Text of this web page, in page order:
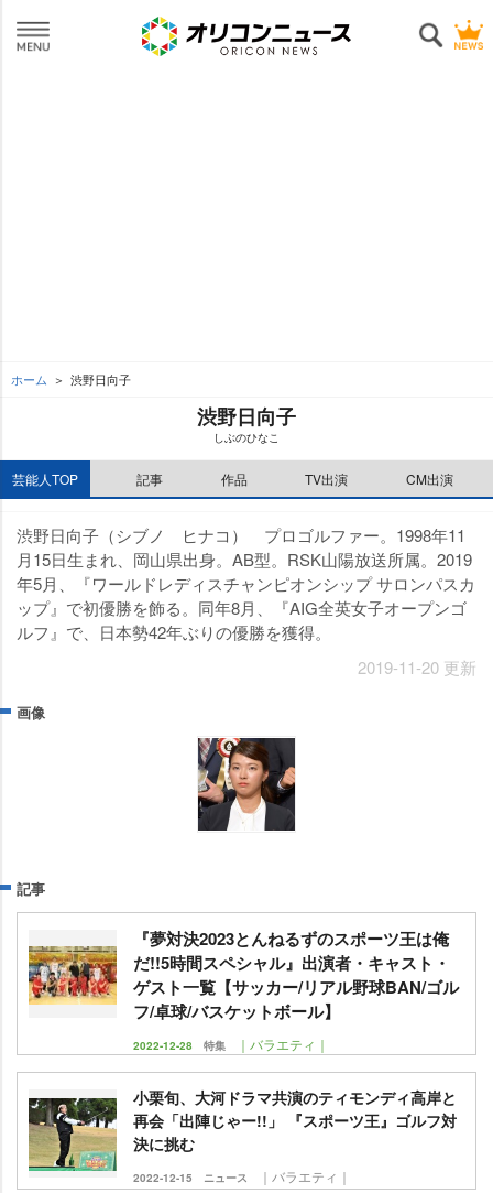
ホーム 渋野日向子
渋野日向子
しぶのひなこ
芸能人TOP 記事 作品 TV出演 CM出演
渋野日向子（シブノ ヒナコ） プロゴルファー。1998年11
月15日生まれ、岡山県出身。AB型。RSK山陽放送所属。2019
年5月、『ワールドレディスチャンピオンシップ サロンパスカ
ップ』で初優勝を飾る。同年8月、『AIG全英女子オープンゴ
ルフ』で、日本勢42年ぶりの優勝を獲得。
2019-11-20 更新
画像
記事
『夢対決2023とんねるずのスポーツ王は俺
だ!!5時間スペシャル』出演者・キャスト・
ゲスト一覧【サッカー/リアル野球BAN/ゴル
フ/卓球/バスケットボール】
2022-12-28 特集 ｜バラエティ｜
小栗旬、大河ドラマ共演のティモンディ高岸と
再会「出陣じゃー!!」 『スポーツ王』ゴルフ対
決に挑む
2022-12-15 ニュース ｜バラエティ｜